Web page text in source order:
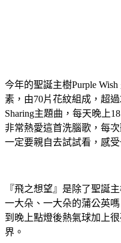
今年的聖誕主樹Purple
素，由70片花紋組成，超
Sharing主題曲，每天晚上
非常熱愛這首洗腦歌，每
一定要親自去試試看，感
『飛之想望』是除了聖誕
一大朵、一大朵的蒲公英嗎
到晚上點燈後熱氣球加上
界。